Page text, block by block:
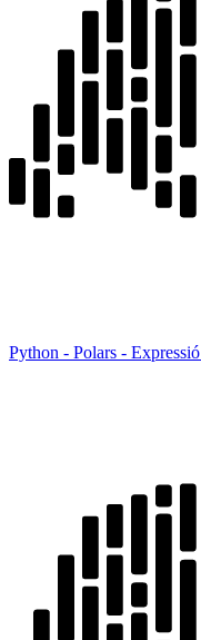
Python - Polars - Expressió